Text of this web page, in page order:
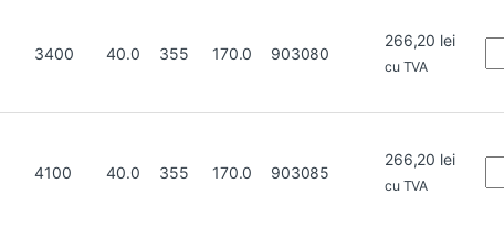
3400 40.0 355 170.0 903080
266,20 lei
cu TVA
4100 40.0 355 170.0 903085
266,20 lei
cu TVA